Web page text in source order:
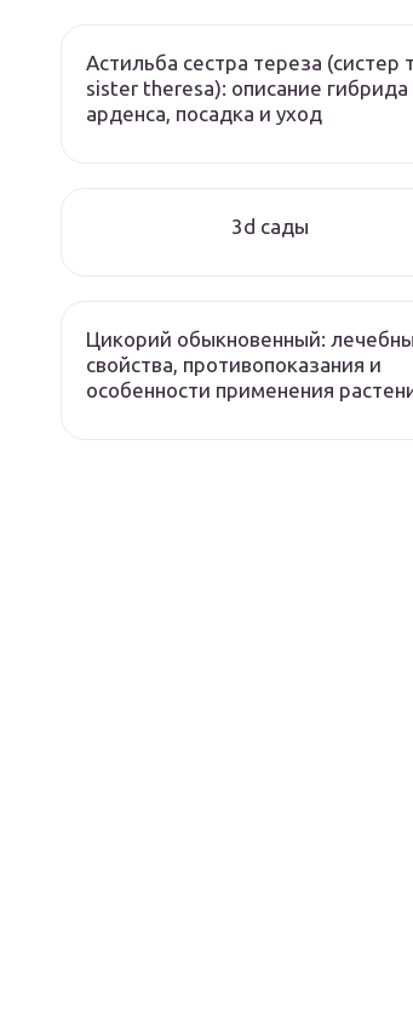
Астильба сестра тереза (систер
sister theresa): описание гибрида
арденса, посадка и уход
3d сады
Цикорий обыкновенный:
свойства, противопоказания и
особенности применения